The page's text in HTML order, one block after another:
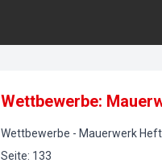
Wettbewerbe:
Wettbewerbe - Mauerwerk Heft
Seite: 133